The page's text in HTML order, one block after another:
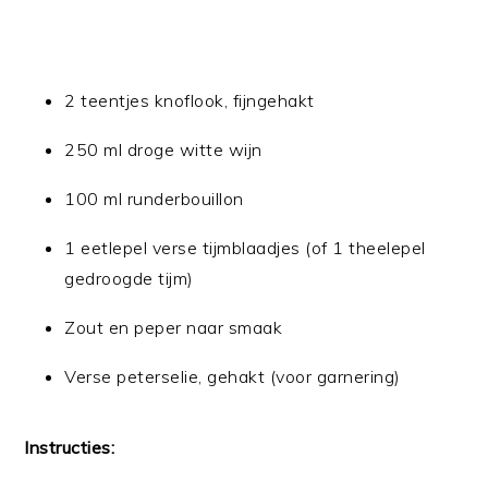
2 teentjes knoflook, fijngehakt
250 ml droge witte wijn
100 ml runderbouillon
1 eetlepel verse tijmblaadjes (of 1 theelepel
gedroogde tijm)
Zout en peper naar smaak
Verse peterselie, gehakt (voor garnering)
Instructies: